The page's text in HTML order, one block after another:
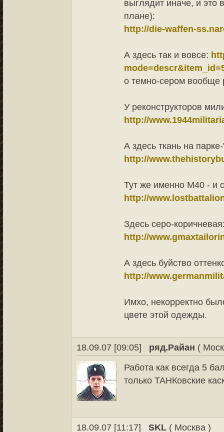
выглядит иначе, и это
плане):
http://die-waffen-
А здесь так и вовсе:
о темно-сером вообще
У реконструкторов
http://
А здесь ткань на
http://
Тут же именно М40 - и
http://
Здесь серо-
http://
А здесь буйство
http://
Имхо, некорректно
цвете этой одежды.
18.09.07 [09:05] ряд.Райан (
Работа как всегда 5
только ТАНКовские
18.09.07 [11:17] SKL ( Москва )